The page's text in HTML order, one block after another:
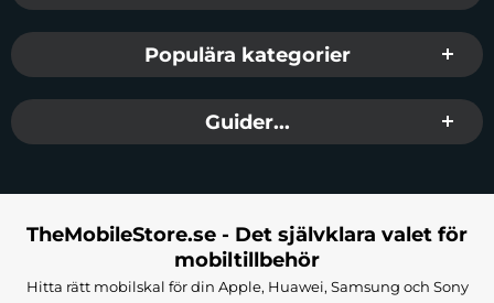
Populära kategorier
Guider...
TheMobileStore.se - Det självklara valet för
mobiltillbehör
Hitta rätt mobilskal för din Apple, Huawei, Samsung och Sony